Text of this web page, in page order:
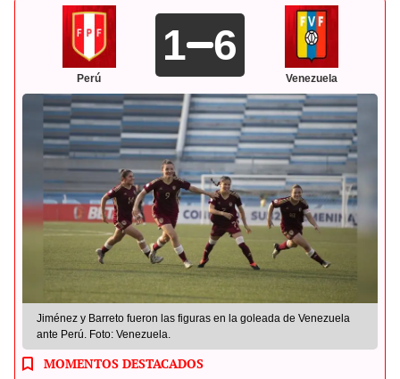
Perú
1 6
Venezuela
Jiménez y Barreto fueron las figuras en la goleada de Venezuela
ante Perú. Foto: Venezuela.
MOMENTOS DESTACADOS